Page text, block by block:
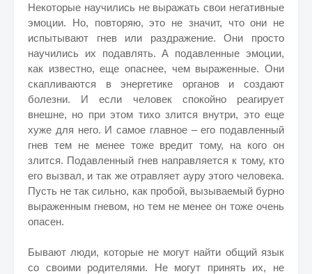
Некоторые научились не выражать свои негативные
эмоции. Но, повторяю, это не значит, что они не
испытывают гнев или раздражение. Они просто
научились их подавлять. А подавленные эмоции,
как известно, еще опаснее, чем выраженные. Они
скапливаются в энергетике органов и создают
болезни. И если человек спокойно реагирует
внешне, но при этом тихо злится внутри, это еще
хуже для него. И самое главное – его подавленный
гнев тем не менее тоже вредит тому, на кого он
злится. Подавленный гнев направляется к тому, кто
его вызвал, и так же отравляет ауру этого человека.
Пусть не так сильно, как пробой, вызываемый бурно
выраженным гневом, но тем не менее он тоже очень
опасен.
Бывают люди, которые не могут найти общий язык
со своими родителями. Не могут принять их, не